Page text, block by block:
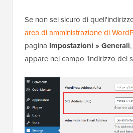
Se non sei sicuro di
area di amministrazione di
pagina Impostazioni » Generali
appare nel campo ‘Indirizzo del